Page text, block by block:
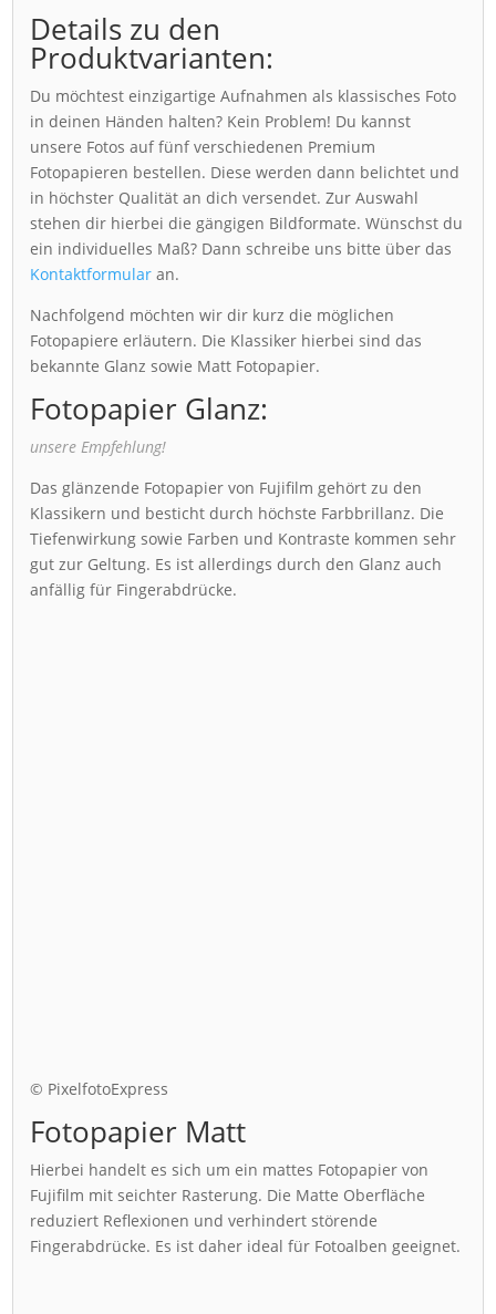
Details zu den
Produktvarianten:
Du möchtest einzigartige Aufnahmen als klassisches Foto
in deinen Händen halten? Kein Problem! Du kannst
unsere Fotos auf fünf verschiedenen Premium
Fotopapieren bestellen. Diese werden dann belichtet und
in höchster Qualität an dich versendet. Zur Auswahl
stehen dir hierbei die gängigen Bildformate. Wünschst du
ein individuelles Maß? Dann schreibe uns bitte über das
Kontaktformular an.
Nachfolgend möchten wir dir kurz die möglichen
Fotopapiere erläutern. Die Klassiker hierbei sind das
bekannte Glanz sowie Matt Fotopapier.
Fotopapier Glanz:
unsere Empfehlung!
Das glänzende Fotopapier von Fujifilm gehört zu den
Klassikern und besticht durch höchste Farbbrillanz. Die
Tiefenwirkung sowie Farben und Kontraste kommen sehr
gut zur Geltung. Es ist allerdings durch den Glanz auch
anfällig für Fingerabdrücke.
© PixelfotoExpress
Fotopapier Matt
Hierbei handelt es sich um ein mattes Fotopapier von
Fujifilm mit seichter Rasterung. Die Matte Oberfläche
reduziert Reflexionen und verhindert störende
Fingerabdrücke. Es ist daher ideal für Fotoalben geeignet.